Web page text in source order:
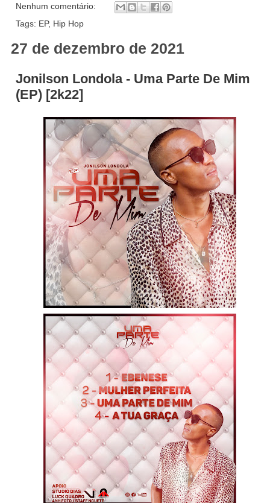
Nenhum comentário:
Tags: EP, Hip Hop
27 de dezembro de 2021
Jonilson Londola - Uma Parte De Mim
(EP) [2k22]